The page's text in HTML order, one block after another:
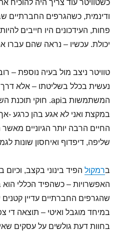
כשטוויטר עוד צריך היה להוכיח
ודינמית, כשהגרפים החברתיים
פחות, העידכונים היו חייבים
יכולת. עכשיו – נראה שהם עברו
טוויטר ניצב מול בעיה נוספת –
נעשית בכלל בשליטתו – אלא דרך
במקצת ואני לא אגע בהן כרגע -
החיים הרבה יותר הגיוניים
שליפה, דיפדוף ואיחסון שונות
ברמקול הפיד בינוני בקצב,
האפשרויות – כשהפיד הכללי
שהגרפים החברתיים עדיין קטנים
במיחד מוגבל ואיטי – תוצאה
בחוות דעת גולשים על עסקים